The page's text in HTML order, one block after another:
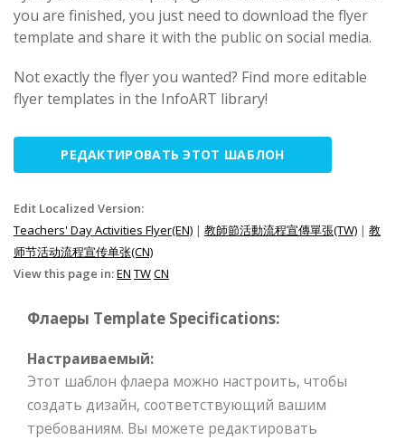
you are finished, you just need to download the flyer
template and share it with the public on social media.
Not exactly the flyer you wanted? Find more editable
flyer templates in the InfoART library!
РЕДАКТИРОВАТЬ ЭТОТ ШАБЛОН
Edit Localized Version:
Teachers' Day Activities Flyer(EN) | 教師節活動流程宣傳單張(TW) | 教
师节活动流程宣传单张(CN)
View this page in:EN TWCN
Флаеры Template Specifications:
Настраиваемый:
Этот шаблон флаера можно настроить, чтобы
создать дизайн, соответствующий вашим
требованиям. Вы можете редактировать